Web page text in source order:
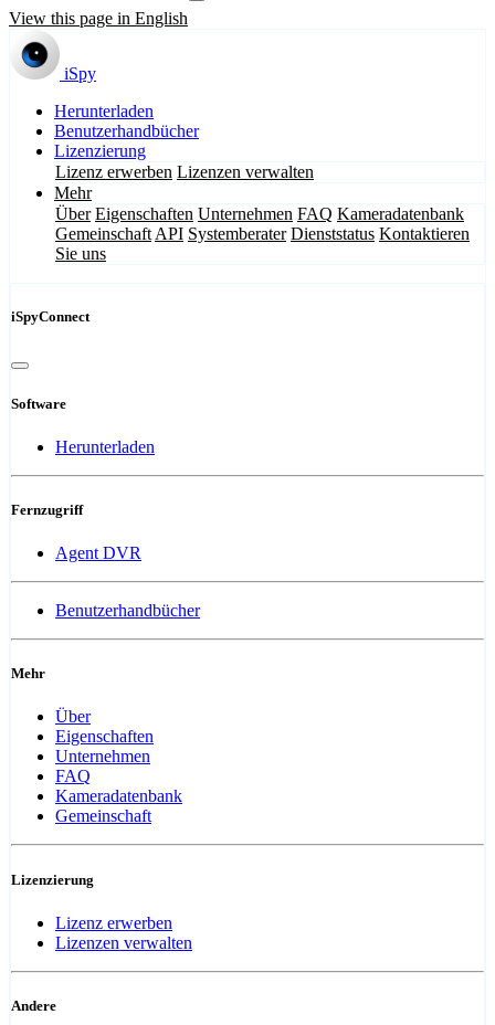
View this page in English
iSpy
Herunterladen
Benutzerhandbücher
Lizenzierung
Lizenz erwerben Lizenzen verwalten
Mehr
Über Eigenschaften Unternehmen FAQ Kameradatenbank
Gemeinschaft API Systemberater Dienststatus Kontaktieren
Sie uns
iSpyConnect
Software
Herunterladen
Fernzugriff
Agent DVR
Benutzerhandbücher
Mehr
Über
Eigenschaften
Unternehmen
FAQ
Kameradatenbank
Gemeinschaft
Lizenzierung
Lizenz erwerben
Lizenzen verwalten
Andere